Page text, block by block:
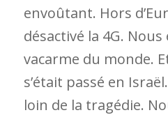
envoûtant. Hors
désactivé la 4G.
vacarme du monde.
s’était passé en
loin de la tragédie.